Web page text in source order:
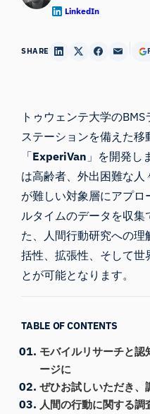
LinkedIn
SHARE
トゥウェンテ大学の
ステーションを備えた移
「ExperiVan 」を開発し
は高齢者、外出困難な
が難しい対象層にアプ
ルタイムのデータを収集
た、人間行動研究への
括性、拡張性、そして世
とが可能となります。
TABLE OF CONTENTS
モバイルリサーチと
ージに
ぜひお試しいただき、
人間の行動に関する